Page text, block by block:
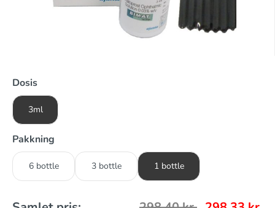
Dosis
3ml
Pakkning
6 bottle 3 bottle 1 bottle